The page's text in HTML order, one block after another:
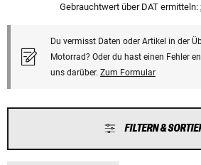
Gebrauchtwert über DAT ermitteln:
Du vermisst Daten oder Artikel in der
Motorrad? Oder du hast einen Fehler
uns darüber. Zum Formular
FILTERN &